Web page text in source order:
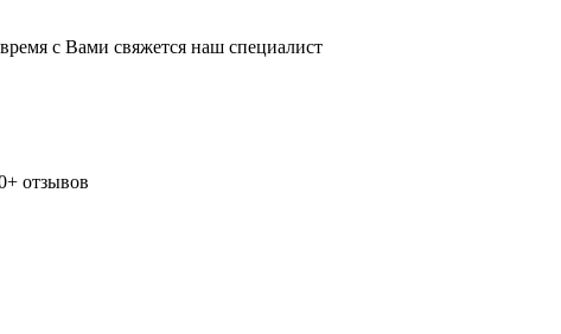
с Вами свяжется наш специалист
отзывов